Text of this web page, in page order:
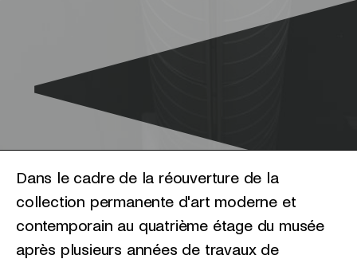
Dans le cadre de la réouverture de la
collection permanente d'art moderne et
contemporain au quatrième étage du musée
après plusieurs années de travaux de